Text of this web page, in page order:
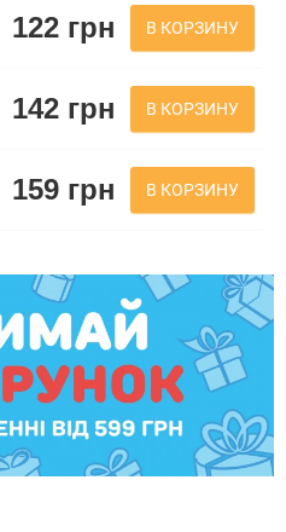
122 грн В КОРЗИНУ
142 грн В КОРЗИНУ
159 грн В КОРЗИНУ